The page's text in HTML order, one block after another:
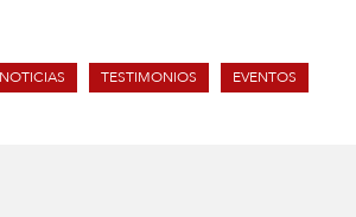
NOTICIAS TESTIMONIOS EVENTOS